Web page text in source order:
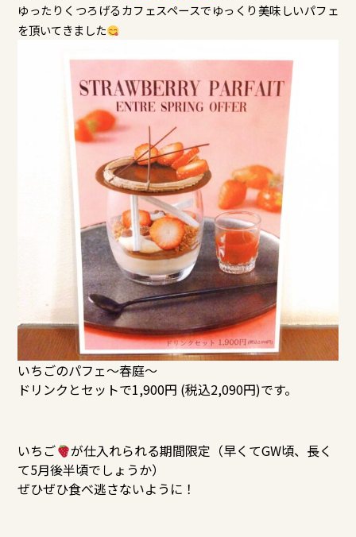
ゆったりくつろげるカフェスペースでゆっくり美味しいパフェ
を頂いてきました
いちごのパフェ〜春庭〜
ドリンクとセットで1,900円 (税込2,090円)です。
いちご
が仕入れられる期間限定（早くてGW頃、長く
て5月後半頃でしょうか）
ぜひぜひ食べ逃さないように！